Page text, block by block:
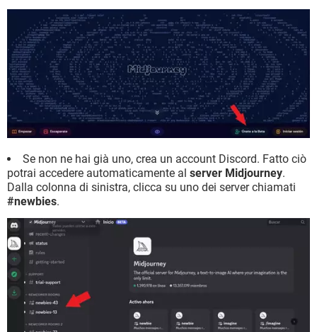
Se non ne hai già uno, crea un account Discord. Fatto ciò
potrai accedere automaticamente al server Midjourney.
Dalla colonna di sinistra, clicca su uno dei server chiamati
#newbies.